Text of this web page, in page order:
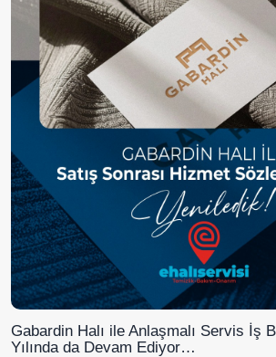
Gabardin Halı ile Anlaşmalı Servis İş
Yılında da Devam Ediyor…